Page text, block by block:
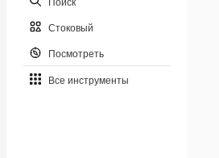
Стоковый
Посмотреть
Все инструменты